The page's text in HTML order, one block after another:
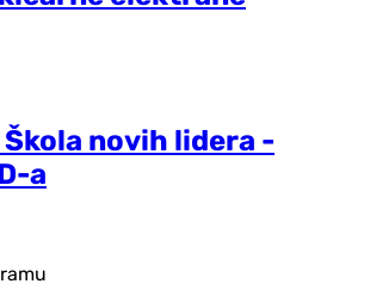
novih lidera -
a